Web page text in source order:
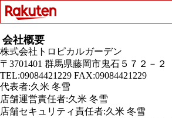
会社概要
株式会社トロピカルガーデン
〒3701401 群馬県藤岡市鬼石５７２－２
TEL:09084421229 FAX:09084421229
代表者:久米 冬雪
店舗運営責任者:久米 冬雪
店舗セキュリティ責任者:久米 冬雪